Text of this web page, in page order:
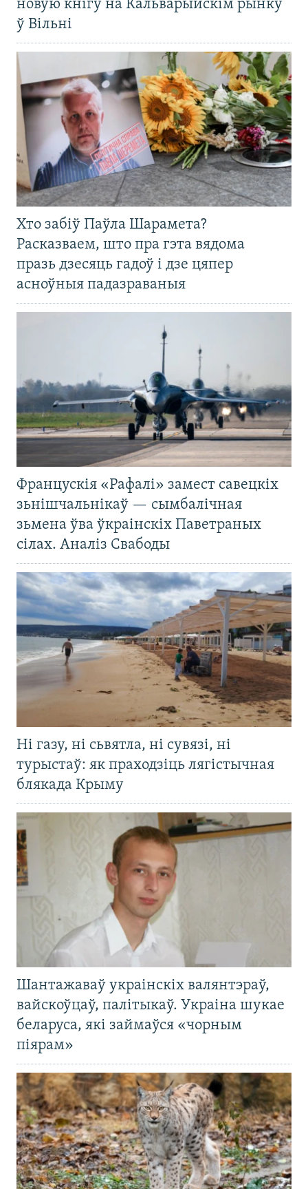
новую кнігу на Кальварыйскім рынку
ў Вільні
Хто забіў Паўла Шарамета?
Расказваем, што пра гэта вядома
празь дзесяць гадоў і дзе цяпер
асноўныя падазраваныя
Францускія «Рафалі» замест савецкіх
зьнішчальнікаў — сымбалічная
зьмена ўва ўкраінскіх Паветраных
сілах. Аналіз Свабоды
Ні газу, ні сьвятла, ні сувязі, ні
турыстаў: як праходзіць лягістычная
блякада Крыму
Шантажаваў украінскіх валянтэраў,
вайскоўцаў, палітыкаў. Украіна шукае
беларуса, які займаўся «чорным
піярам»